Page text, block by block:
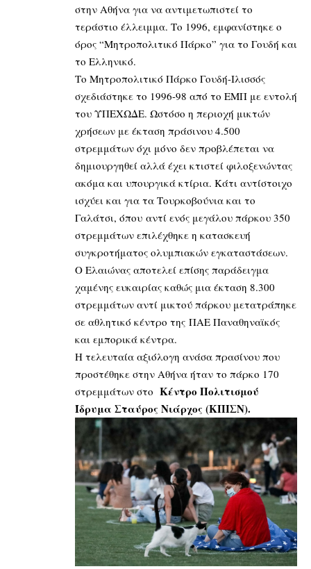
στην Αθήνα για να αντιμετωπιστεί το
τεράστιο έλλειμμα. Το 1996, εμφανίστηκε ο
όρος “Μητροπολιτικό Πάρκο” για το Γουδή και
το Ελληνικό.
Το Μητροπολιτικό Πάρκο Γουδή-Ιλισσός
σχεδιάστηκε το 1996-98 από το ΕΜΠ με εντολή
του ΥΠΕΧΩΔΕ. Ωστόσο η περιοχή μικτών
χρήσεων με έκταση πράσινου 4.500
στρεμμάτων όχι μόνο δεν προβλέπεται να
δημιουργηθεί αλλά έχει κτιστεί φιλοξενώντας
ακόμα και υπουργικά κτίρια. Κάτι αντίστοιχο
ισχύει και για τα Τουρκοβούνια και το
Γαλάτσι, όπου αντί ενός μεγάλου πάρκου 350
στρεμμάτων επιλέχθηκε η κατασκευή
συγκροτήματος ολυμπιακών εγκαταστάσεων.
Ο Ελαιώνας αποτελεί επίσης παράδειγμα
χαμένης ευκαιρίας καθώς μια έκταση 8.300
στρεμμάτων αντί μικτού πάρκου μετατράπηκε
σε αθλητικό κέντρο της ΠΑΕ Παναθηναϊκός
και εμπορικά κέντρα.
Η τελευταία αξιόλογη ανάσα πρασίνου που
προστέθηκε στην Αθήνα ήταν το πάρκο 170
στρεμμάτων στο Κέντρο Πολιτισμού
Ίδρυμα Σταύρος Νιάρχος (ΚΠΙΣΝ).